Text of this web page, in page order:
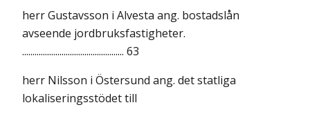
herr Gustavsson i Alvesta ang. bostadslån
avseende jordbruksfastigheter.
................................................. 63
herr Nilsson i Östersund ang. det statliga
lokaliseringsstödet till